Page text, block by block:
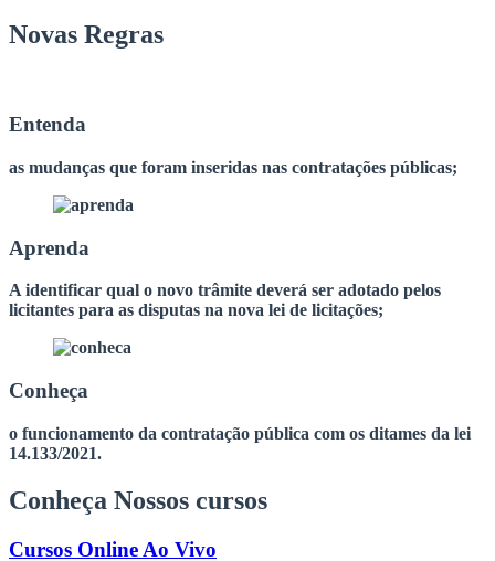
Novas Regras
Entenda
as mudanças que foram inseridas nas contratações públicas;
Aprenda
A identificar qual o novo trâmite deverá ser adotado pelos
licitantes para as disputas na nova lei de licitações;
Conheça
o funcionamento da contratação pública com os ditames da lei
14.133/2021.
Conheça Nossos cursos
Cursos Online Ao Vivo